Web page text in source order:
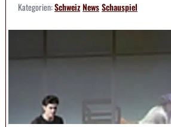
Kategorien:SchweizNewsSchauspiel